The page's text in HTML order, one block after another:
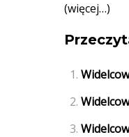
(więcej…)